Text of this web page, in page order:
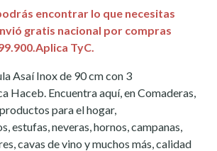
encontrar lo que necesitas
gratis nacional por compras
TyC.
Asaí Inox de 90 cm con 3
Haceb. Encuentra aquí, en Comaderas,
para el hogar,
estufas, neveras, hornos, campanas,
cavas de vino y muchos más, calidad